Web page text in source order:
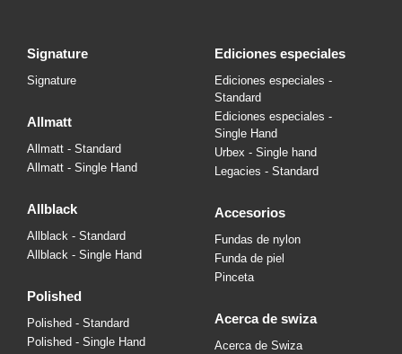
signature
Signature
allmatt
Allmatt - Standard
Allmatt - Single Hand
allblack
Allblack - Standard
Allblack - Single Hand
polished
Polished - Standard
Polished - Single Hand
ediciones especiales
Ediciones especiales -
Standard
Ediciones especiales -
Single Hand
Urbex - Single hand
Legacies - Standard
accesorios
Fundas de nylon
Funda de piel
Pinceta
acerca de swiza
Acerca de Swiza